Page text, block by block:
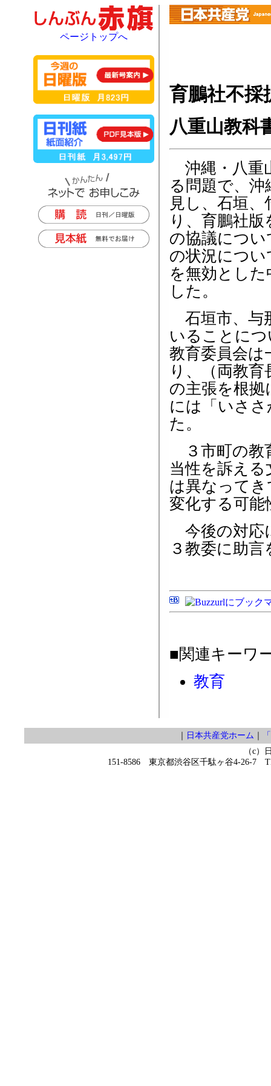
育鵬社不採
八重山教
沖縄・八重
る問題で、沖
見し、石垣
り、育鵬社
の協議につ
の状況につ
を無効とし
した。
石垣市、与
いることに
教育委員会は
り、（両教
の主張を根拠
には「いさ
た。
３市町の教
当性を訴える
は異なって
変化する可能
今後の対応
３教委に助
■関連キーワ
教育
ページトップへ
｜ 日本共産党ホーム ｜
（c）
151-8586 東京都渋谷区千駄ヶ谷4-26-7